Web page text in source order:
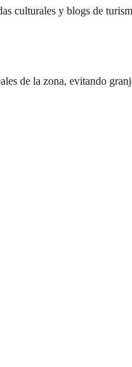
culturales y blogs de
de la zona, evitando